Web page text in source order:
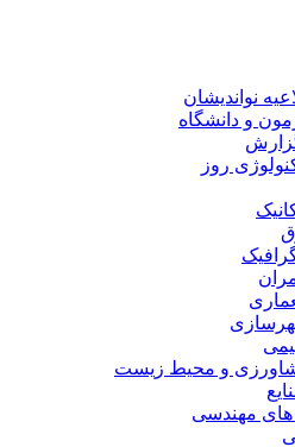
دانشگاه
روز
و محیط زیست
مهندسی